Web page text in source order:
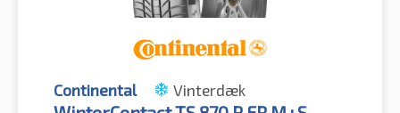
Continental Vinterdæk